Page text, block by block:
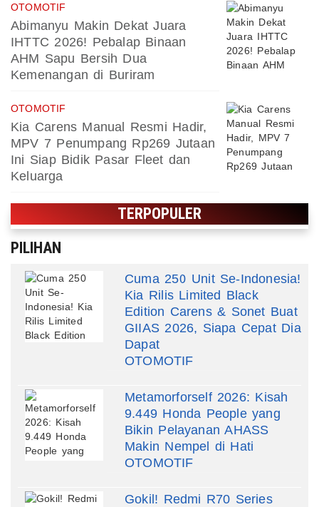
OTOMOTIF
Abimanyu Makin Dekat Juara
IHTTC 2026! Pebalap Binaan
AHM Sapu Bersih Dua
Kemenangan di Buriram
OTOMOTIF
Kia Carens Manual Resmi Hadir,
MPV 7 Penumpang Rp269 Jutaan
Ini Siap Bidik Pasar Fleet dan
Keluarga
TERPOPULER
PILIHAN
Cuma 250 Unit Se-Indonesia!
Kia Rilis Limited Black
Edition Carens & Sonet Buat
GIIAS 2026, Siapa Cepat Dia
Dapat
OTOMOTIF
Metamorforself 2026: Kisah
9.449 Honda People yang
Bikin Pelayanan AHASS
Makin Nempel di Hati
OTOMOTIF
Gokil! Redmi R70 Series